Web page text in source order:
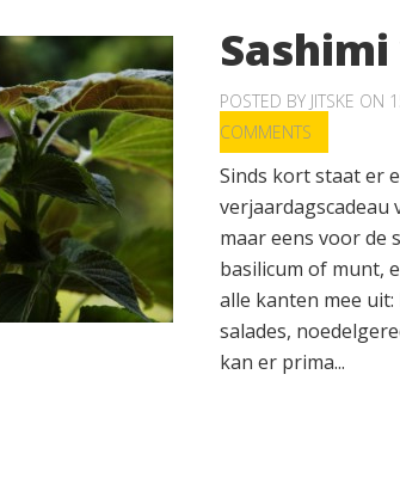
POSTED BY JITSKE ON
COMMENTS
Sinds kort staat er
verjaardagscadeau
maar eens voor de
basilicum of munt,
alle kanten mee
salades,
kan er prima...